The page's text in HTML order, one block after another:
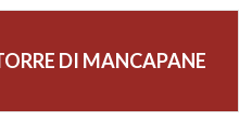
posto più a valle, che
dei De Piro, ma
alla
DI MANCAPANE